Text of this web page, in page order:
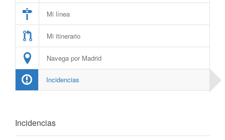
Mi línea
Mi itinerario
Navega por Madrid
Incidencias
Incidencias